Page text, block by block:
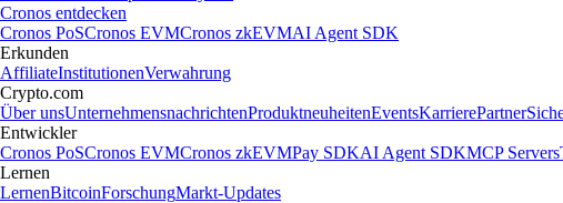
Cronos entdecken
Cronos PoSCronos EVMCronos zkEVMAI Agent SDK
Erkunden
AffiliateInstitutionenVerwahrung
Crypto.com
Über unsUnternehmensnachrichtenProduktneuheitenEventsKarrierePartner
Entwickler
Cronos PoSCronos EVMCronos zkEVMPay SDKAI Agent SDKMCP Servers
Lernen
LernenBitcoinForschungMarkt-Updates